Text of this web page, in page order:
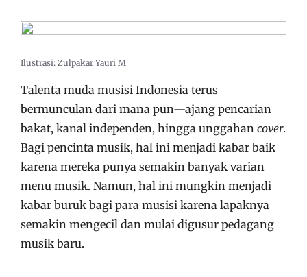
Ilustrasi: Zulpakar Yauri M
Talenta muda musisi Indonesia terus
bermunculan dari mana pun—ajang pencarian
bakat, kanal independen, hingga unggahan cover.
Bagi pencinta musik, hal ini menjadi kabar baik
karena mereka punya semakin banyak varian
menu musik. Namun, hal ini mungkin menjadi
kabar buruk bagi para musisi karena lapaknya
semakin mengecil dan mulai digusur pedagang
musik baru.